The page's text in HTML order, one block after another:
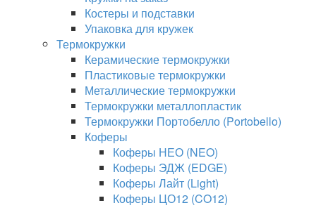
Костеры и подставки
Упаковка для кружек
Термокружки
Керамические термокружки
Пластиковые термокружки
Металлические термокружки
Термокружки металлопластик
Термокружки Портобелло (Portobello)
Коферы
Коферы НЕО (NEO)
Коферы ЭДЖ (EDGE)
Коферы Лайт (Light)
Коферы ЦО12 (CO12)